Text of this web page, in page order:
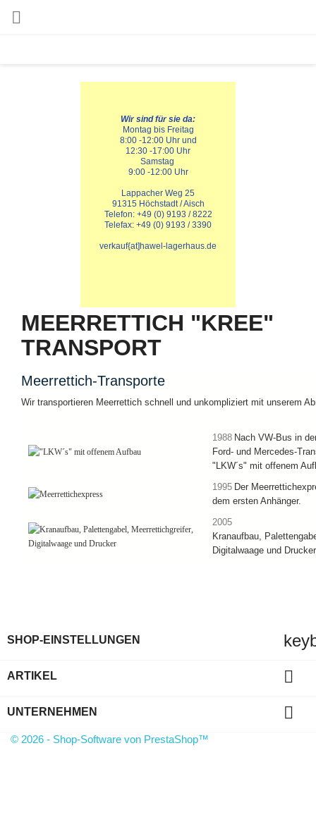

Wir sind für sie da:
Montag bis Freitag
8:00 -12:00 Uhr und
12:30 -17:00 Uhr
Samstag
9:00 -12:00 Uhr
Lappacher Weg 25
91315 Höchstadt / Aisch
Telefon: +49 (0) 9193 / 8222
Telefax: +49 (0) 9193 / 3390
verkauf{at]hawel-lagerhaus.de
MEERRETTICH "KREE"
TRANSPORT
Meerrettich-Transporte
Wir transportieren Meerrettich schnell und unkompliziert mit unserem
1988 Nach VW-Bus in
Ford- und Mercedes-
"LKW´s" mit offenem
1995 Der
dem ersten Anhänger.
2005
Kranaufbau,
Digitalwaage und
SHOP-EINSTELLUNGEN
ARTIKEL 
UNTERNEHMEN 
© 2026 - Shop-Software von PrestaShop™